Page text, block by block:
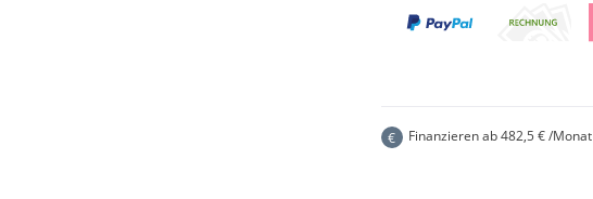
€ Finanzieren ab482,5 € /Monat